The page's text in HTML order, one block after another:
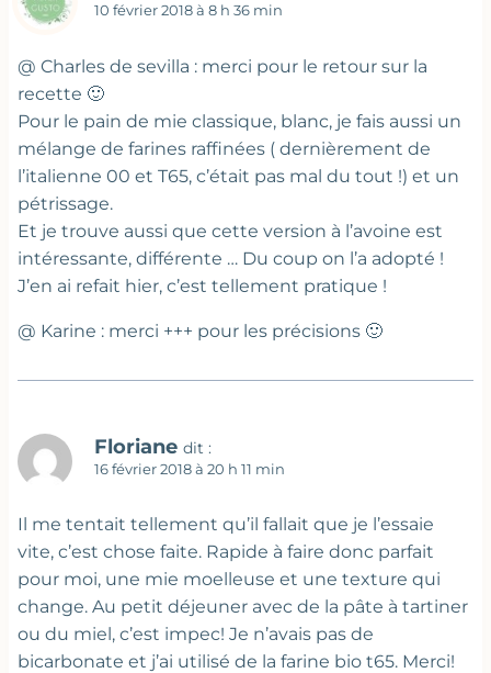
10 février 2018 à 8 h 36 min
@ Charles de sevilla : merci pour le retour sur la
recette 🙂
Pour le pain de mie classique, blanc, je fais aussi un
mélange de farines raffinées ( dernièrement de
l’italienne 00 et T65, c’était pas mal du tout !) et un
pétrissage.
Et je trouve aussi que cette version à l’avoine est
intéressante, différente … Du coup on l’a adopté !
J’en ai refait hier, c’est tellement pratique !
@ Karine : merci +++ pour les précisions 🙂
Floriane dit :
16 février 2018 à 20 h 11 min
Il me tentait tellement qu’il fallait que je l’essaie
vite, c’est chose faite. Rapide à faire donc parfait
pour moi, une mie moelleuse et une texture qui
change. Au petit déjeuner avec de la pâte à tartiner
ou du miel, c’est impec! Je n’avais pas de
bicarbonate et j’ai utilisé de la farine bio t65. Merci!